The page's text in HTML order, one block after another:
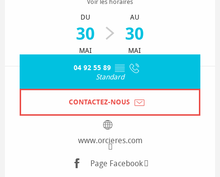
Voir les horaires
DU
30
MAI
AU
30
MAI
04 92 55 89 ▒▒
Standard
CONTACTEZ-NOUS
www.orcieres.com
Page Facebook